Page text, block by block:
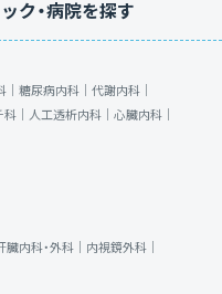
ク・病院を探す
糖尿病内科｜ 代謝内科｜
｜ 人工透析内科｜ 心臓内科｜
臓内科・外科｜ 内視鏡外科｜